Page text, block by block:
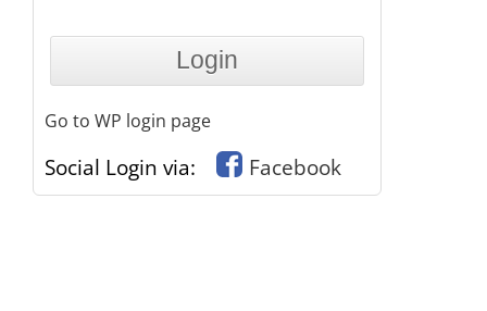
Go to WP login page
Social Login via: Facebook